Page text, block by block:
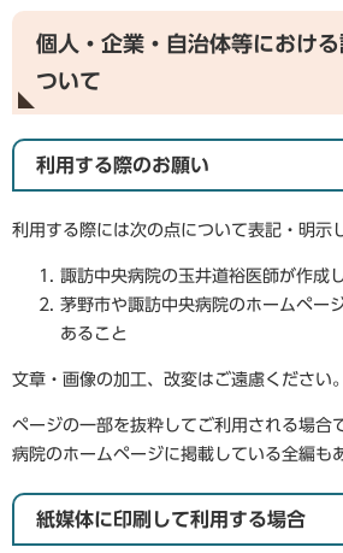
個人・企業・自治体等におけ
ついて
利用する際のお願い
利用する際には次の点について表記・明示
諏訪中央病院の玉井道裕医師が作成
茅野市や諏訪中央病院のホームペー
あること
文章・画像の加工、改変はご遠慮ください。
ページの一部を抜粋してご利用される場合
病院のホームページに掲載している全編も
紙媒体に印刷して利用する場合